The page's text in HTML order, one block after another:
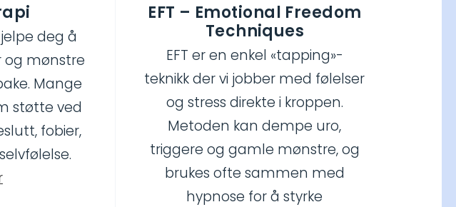
deg å
og mønstre
Mange
støtte ved
fobier,
EFT – Emotional Freedom
Techniques
EFT er en enkel «tapping»-
teknikk der vi jobber med følelser
og stress direkte i kroppen.
Metoden kan dempe uro,
triggere og gamle mønstre, og
brukes ofte sammen med
hypnose for å styrke